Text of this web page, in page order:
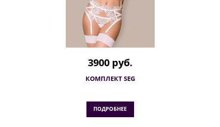
3900 руб.
КОМПЛЕКТ SEG
ПОДРОБНЕЕ